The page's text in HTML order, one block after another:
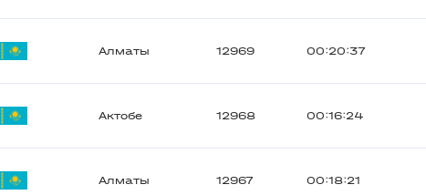
Алматы 12969 00:20:37
Актобе 12968 00:16:24
Алматы 12967 00:18:21